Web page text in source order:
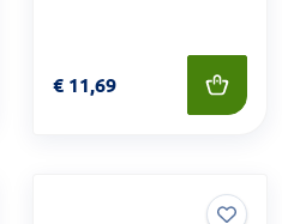
Prijs: € 11,69
€ 11,69